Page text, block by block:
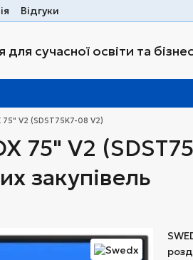
Відгуки
для сучасної освіти та
V2 (SDST75K7-08 V2)
75" V2
закупівель